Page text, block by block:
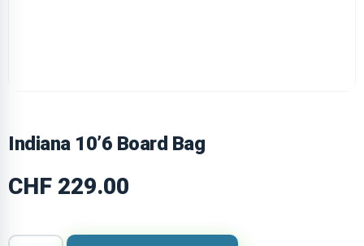
Indiana 10’6 Board Bag
CHF 229.00